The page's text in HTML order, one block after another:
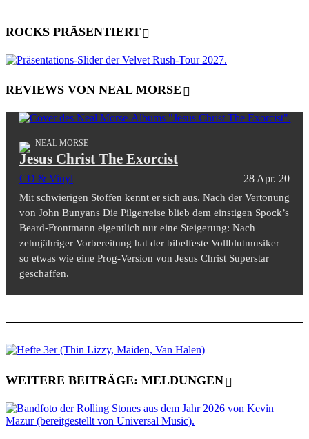
ROCKS PRÄSENTIERT
REVIEWS VON NEAL MORSE
NEAL MORSE
Jesus Christ The Exorcist
CD & Vinyl 28 Apr. 20
Mit schwierigen Stoffen kennt er sich aus. Nach der Vertonung
von John Bunyans Die Pilgerreise blieb dem einstigen Spock’s
Beard-Frontmann eigentlich nur eine Steigerung: Nach
zehnjähriger Vorbereitung hat der bibelfeste Vollblutmusiker
so etwas wie eine Prog-Version von Jesus Christ Superstar
geschaffen.
WEITERE BEITRÄGE: MELDUNGEN